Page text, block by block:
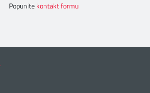
Popunitekontakt formu